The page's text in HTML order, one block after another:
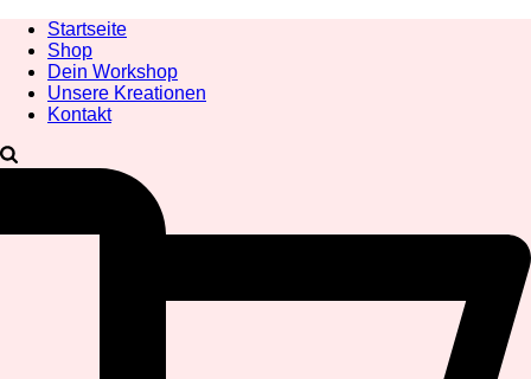
Startseite
Shop
Dein Workshop
Unsere Kreationen
Kontakt